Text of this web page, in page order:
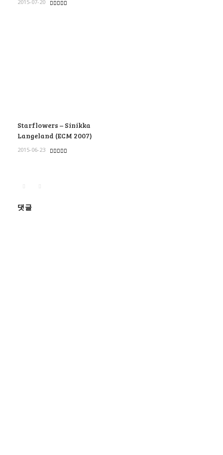
2015-07-20
Starflowers – Sinikka
Langeland (ECM 2007)
2015-06-23
댓글